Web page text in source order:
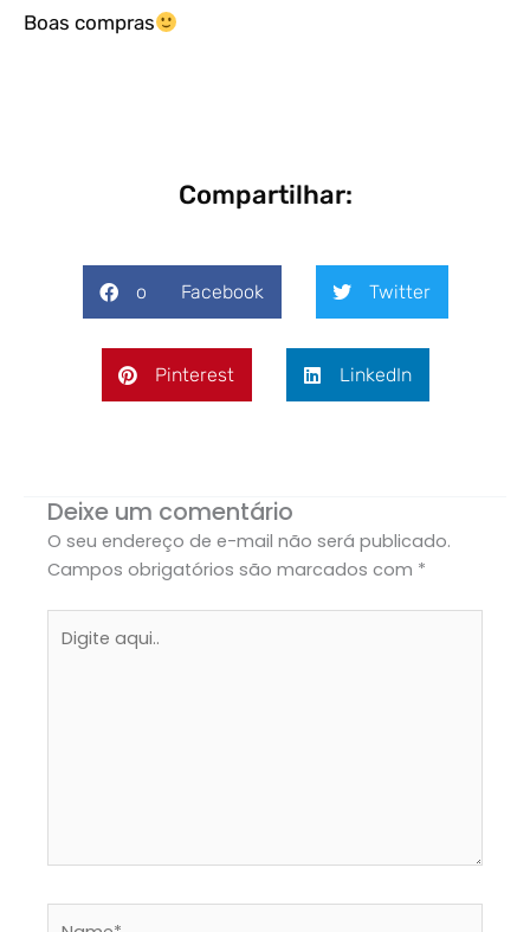
Boas compras
Compartilhar:
o Facebook Twitter
Pinterest LinkedIn
Deixe um comentário
O seu endereço de e-mail não será publicado.
Campos obrigatórios são marcados com *
aqui..